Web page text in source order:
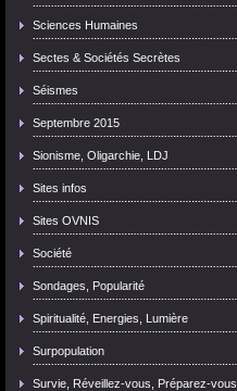
Sciences Humaines
Sectes & Sociétés Secrètes
Séismes
Septembre 2015
Sionisme, Oligarchie, LDJ
Sites infos
Sites OVNIS
Société
Sondages, Popularité
Spiritualité, Energies, Lumière
Surpopulation
Survie, Réveillez-vous, Préparez-vous